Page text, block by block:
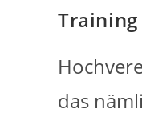
Training
das